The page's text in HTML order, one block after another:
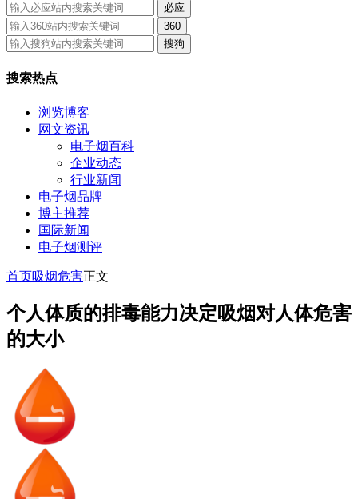
必应
360
搜狗
搜索热点
浏览博客
网文资讯
电子烟百科
企业动态
行业新闻
电子烟品牌
博主推荐
国际新闻
电子烟测评
首页吸烟危害正文
个人体质的排毒能力决定吸烟对人体危害
的大小